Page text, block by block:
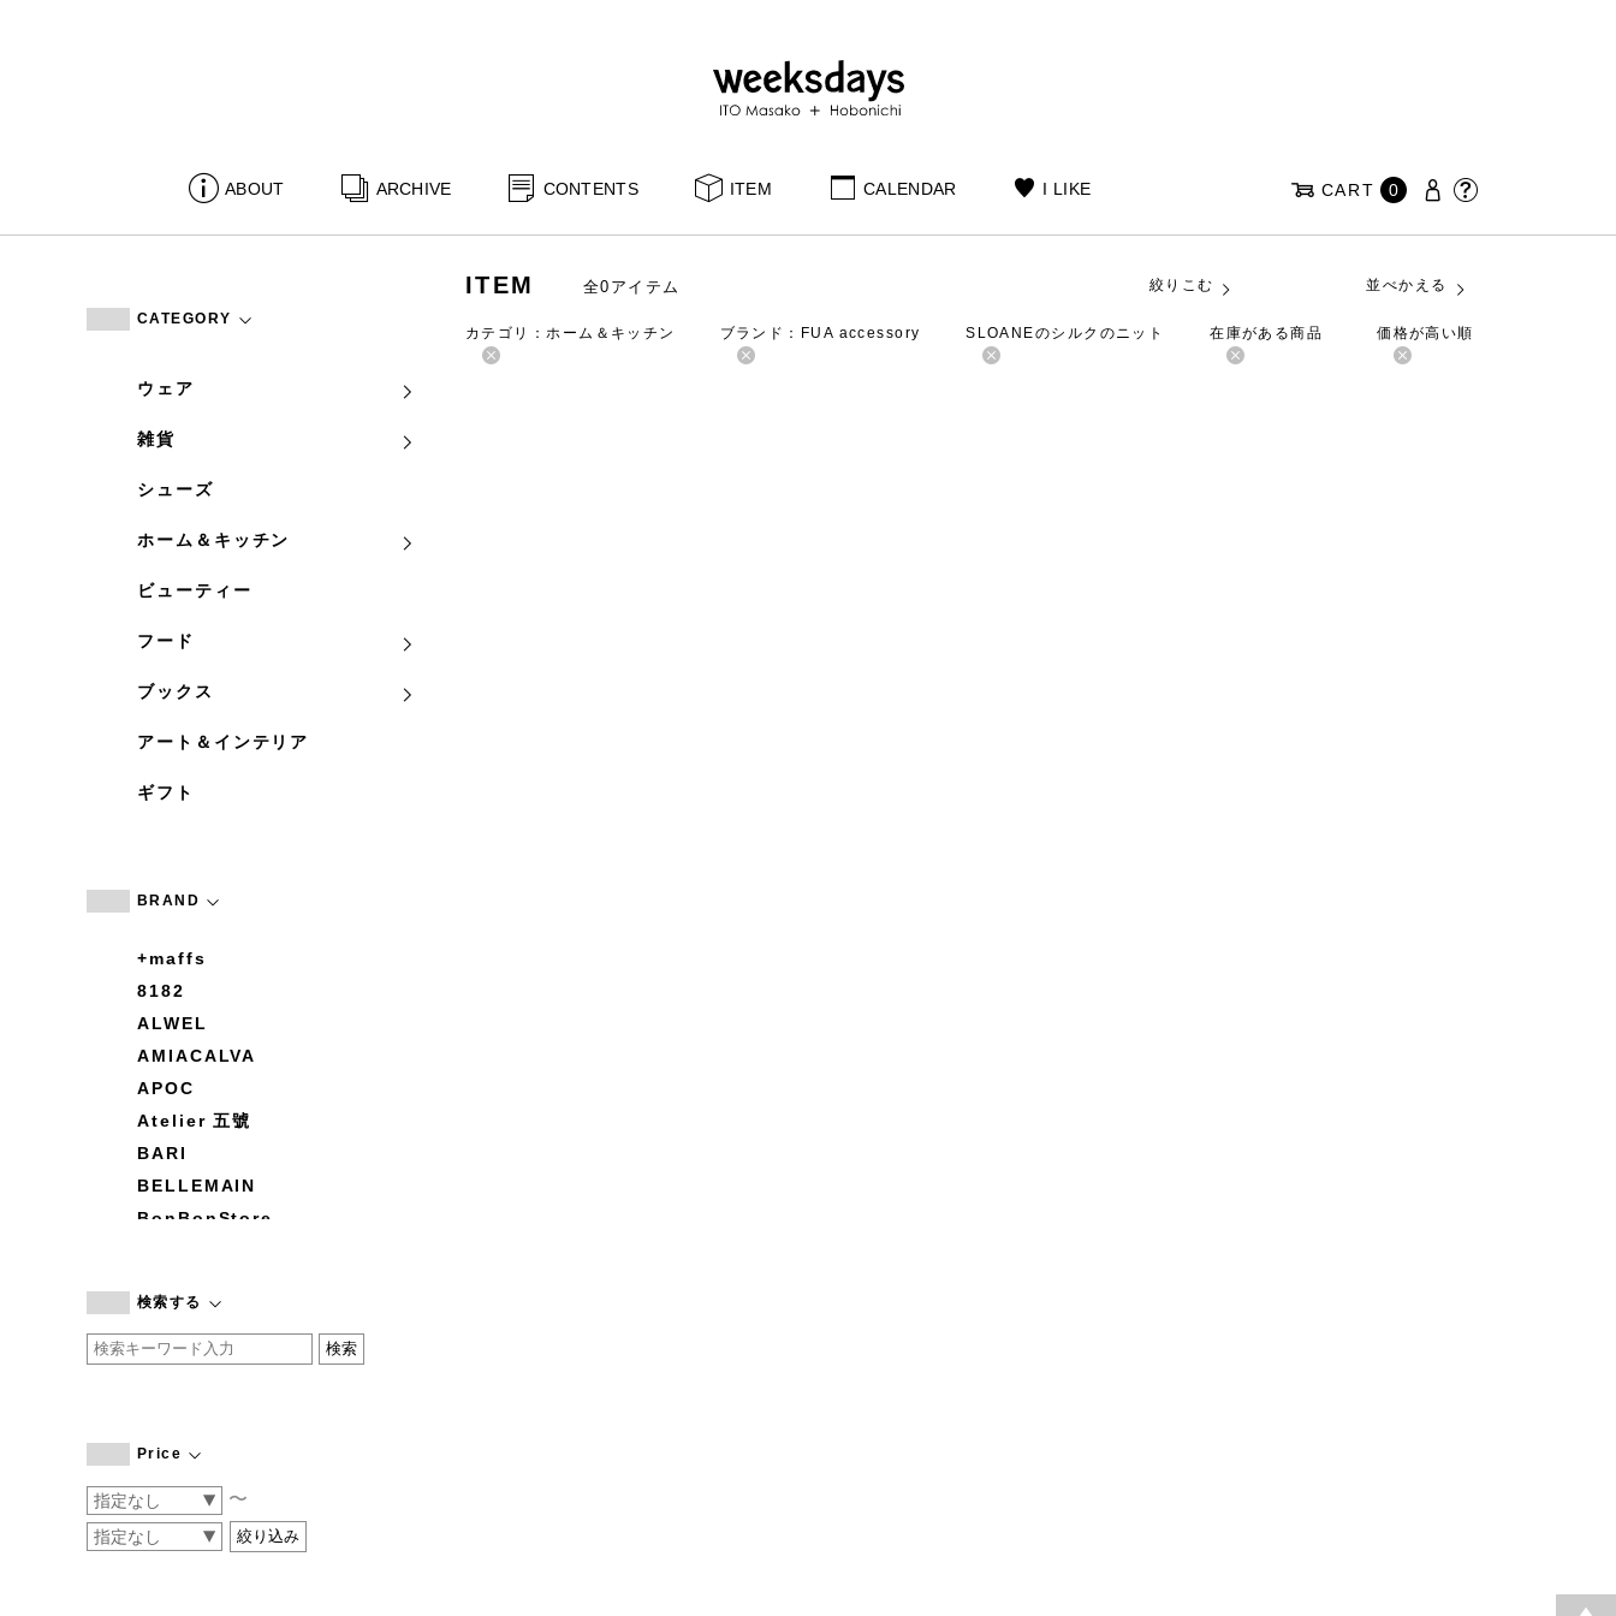
ABOUT ARCHIVE CONTENTS ITEM CALENDAR I LIKE CART 0
CATEGORY
ウェア
雑貨
シューズ
ホーム＆キッチン
ビューティー
フード
ブックス
アート＆インテリア
ギフト
BRAND
+maffs
8182
ALWEL
AMIACALVA
APOC
Atelier 五號
BARI
BELLEMAIN
BonBonStore
by basics
CATWORTH
COGTHEBIGSMOKE
CONVERSE
DEAN & DELUCA
検索する
Price
〜
ITEM 全0アイテム 絞りこむ 並べかえる
カテゴリ：ホーム＆キッチン ブランド：FUA accessory SLOANEのシルクのニット 在庫がある商品 価格が高い順